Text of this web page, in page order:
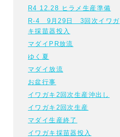
R4 12.28 ヒラメ生産準備
R-4 9月29日 3回次イワガ
キ採苗器投入
マダイPR放流
ゆく夏
マダイ放流
お盆行事
イワガキ2回次生産沖出し
イワガキ2回次生産
マダイ生産終了
イワガキ採苗器投入